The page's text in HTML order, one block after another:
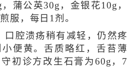
蒲公英30g，金银花10g，
服，每日1剂。
口腔溃疡稍有减轻，仍然疼
便黄。舌质略红，舌苔薄
初诊方改生石膏为60g，7